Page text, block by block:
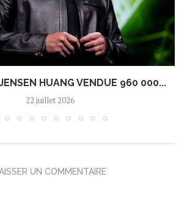
HUANG VENDUE 960 000...
22 juillet 2026
UN COMMENTAIRE